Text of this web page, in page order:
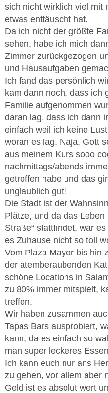
sich nicht wirklich viel mit
etwas enttäuscht hat.
Da ich nicht der größte
sehen, habe ich mich
Zimmer zurückgezogen
und Hausaufgaben
Ich fand das persönlich
kam dann noch, dass ich
Familie aufgenommen
daran lag, dass ich dann
einfach weil ich keine
woran es lag. Naja, Gott
aus meinem Kurs sooo
nachmittags/abends
getroffen habe und das
unglaublich gut!
Die Stadt ist der
Plätze, und da das Leben
Straße“ stattfindet, war
es Zuhause nicht so toll
Vom Plaza Mayor bis hin
der atemberaubenden
schöne Locations in
zu 80% immer mitspielt,
treffen.
Wir haben zusammen
Tapas Bars ausprobiert,
kann, da es einfach so
man super leckeres
Ich kann euch nur ans
zu gehen, vor allem aber
Geld ist es absolut wert